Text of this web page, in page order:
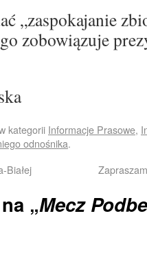
„zaspokajanie
zobowiązuje
kategorii Informacje Prasowe,
odnośnika.
Białej
„Mecz